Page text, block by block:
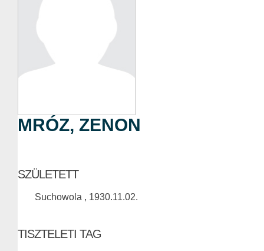
MRÓZ, ZENON
SZÜLETETT
Suchowola , 1930.11.02.
TISZTELETI TAG